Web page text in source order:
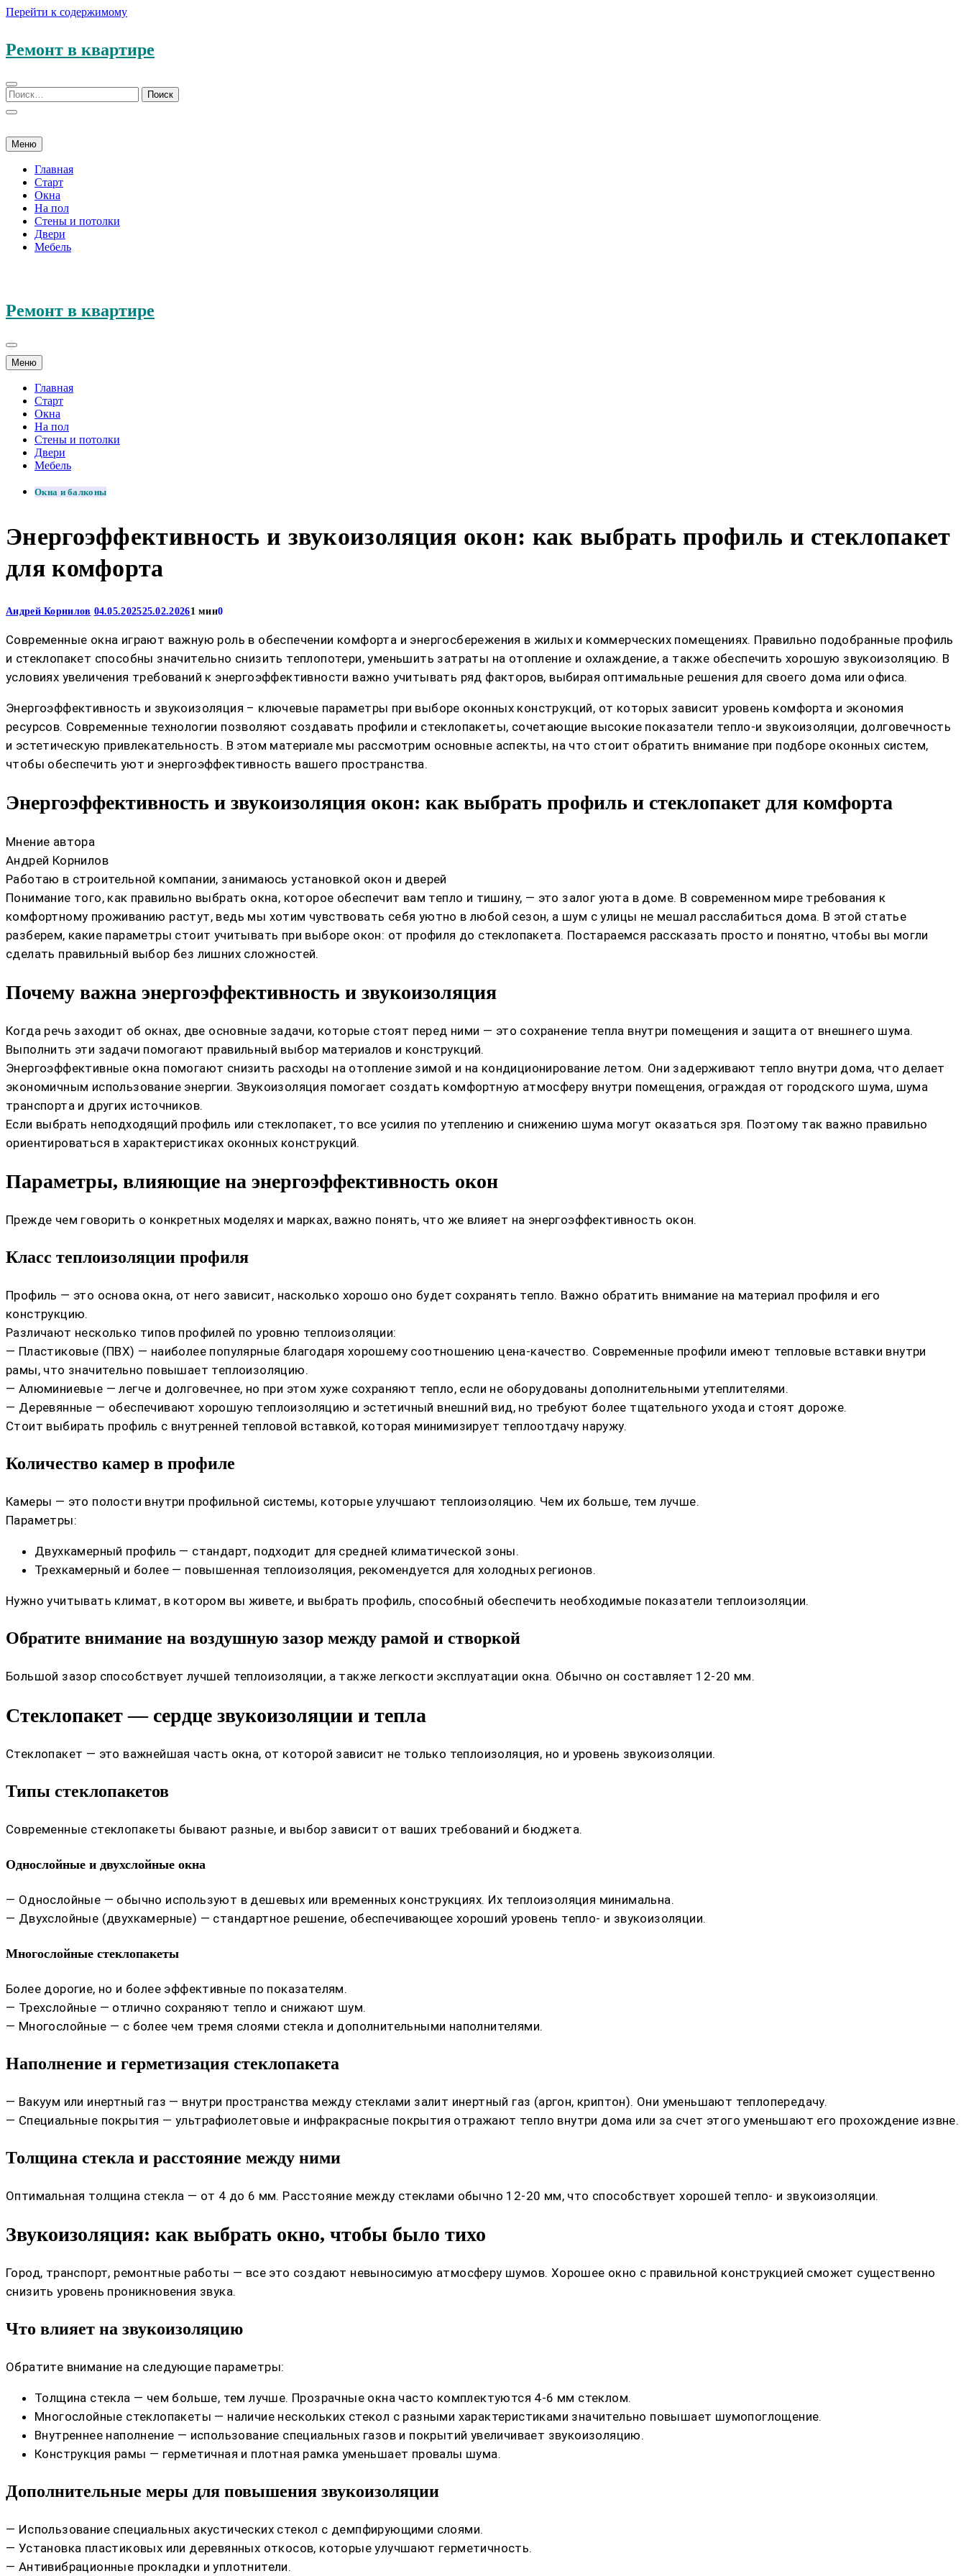
Перейти к содержимому
Ремонт в квартире
Меню
Главная
Старт
Окна
На пол
Стены и потолки
Двери
Мебель
Ремонт в квартире
Меню
Главная
Старт
Окна
На пол
Стены и потолки
Двери
Мебель
Окна и балконы
Энергоэффективность и звукоизоляция окон: как выбрать профиль и стеклопакет
для комфорта
Андрей Корнилов 04.05.202525.02.20261 мин0
Современные окна играют важную роль в обеспечении комфорта и энергосбережения в жилых и коммерческих помещениях. Правильно подобранные профиль
и стеклопакет способны значительно снизить теплопотери, уменьшить затраты на отопление и охлаждение, а также обеспечить хорошую звукоизоляцию. В
условиях увеличения требований к энергоэффективности важно учитывать ряд факторов, выбирая оптимальные решения для своего дома или офиса.
Энергоэффективность и звукоизоляция – ключевые параметры при выборе оконных конструкций, от которых зависит уровень комфорта и экономия
ресурсов. Современные технологии позволяют создавать профили и стеклопакеты, сочетающие высокие показатели тепло-и звукоизоляции, долговечность
и эстетическую привлекательность. В этом материале мы рассмотрим основные аспекты, на что стоит обратить внимание при подборе оконных систем,
чтобы обеспечить уют и энергоэффективность вашего пространства.
Энергоэффективность и звукоизоляция окон: как выбрать профиль и стеклопакет для комфорта
Мнение автора
Андрей Корнилов
Работаю в строительной компании, занимаюсь установкой окон и дверей
Понимание того, как правильно выбрать окна, которое обеспечит вам тепло и тишину, — это залог уюта в доме. В современном мире требования к
комфортному проживанию растут, ведь мы хотим чувствовать себя уютно в любой сезон, а шум с улицы не мешал расслабиться дома. В этой статье
разберем, какие параметры стоит учитывать при выборе окон: от профиля до стеклопакета. Постараемся рассказать просто и понятно, чтобы вы могли
сделать правильный выбор без лишних сложностей.
Почему важна энергоэффективность и звукоизоляция
Когда речь заходит об окнах, две основные задачи, которые стоят перед ними — это сохранение тепла внутри помещения и защита от внешнего шума.
Выполнить эти задачи помогают правильный выбор материалов и конструкций.
Энергоэффективные окна помогают снизить расходы на отопление зимой и на кондиционирование летом. Они задерживают тепло внутри дома, что делает
экономичным использование энергии. Звукоизоляция помогает создать комфортную атмосферу внутри помещения, ограждая от городского шума, шума
транспорта и других источников.
Если выбрать неподходящий профиль или стеклопакет, то все усилия по утеплению и снижению шума могут оказаться зря. Поэтому так важно правильно
ориентироваться в характеристиках оконных конструкций.
Параметры, влияющие на энергоэффективность окон
Прежде чем говорить о конкретных моделях и марках, важно понять, что же влияет на энергоэффективность окон.
Класс теплоизоляции профиля
Профиль — это основа окна, от него зависит, насколько хорошо оно будет сохранять тепло. Важно обратить внимание на материал профиля и его
конструкцию.
Различают несколько типов профилей по уровню теплоизоляции:
— Пластиковые (ПВХ) — наиболее популярные благодаря хорошему соотношению цена-качество. Современные профили имеют тепловые вставки внутри
рамы, что значительно повышает теплоизоляцию.
— Алюминиевые — легче и долговечнее, но при этом хуже сохраняют тепло, если не оборудованы дополнительными утеплителями.
— Деревянные — обеспечивают хорошую теплоизоляцию и эстетичный внешний вид, но требуют более тщательного ухода и стоят дороже.
Стоит выбирать профиль с внутренней тепловой вставкой, которая минимизирует теплоотдачу наружу.
Количество камер в профиле
Камеры — это полости внутри профильной системы, которые улучшают теплоизоляцию. Чем их больше, тем лучше.
Параметры:
Двухкамерный профиль — стандарт, подходит для средней климатической зоны.
Трехкамерный и более — повышенная теплоизоляция, рекомендуется для холодных регионов.
Нужно учитывать климат, в котором вы живете, и выбрать профиль, способный обеспечить необходимые показатели теплоизоляции.
Обратите внимание на воздушную зазор между рамой и створкой
Большой зазор способствует лучшей теплоизоляции, а также легкости эксплуатации окна. Обычно он составляет 12-20 мм.
Стеклопакет — сердце звукоизоляции и тепла
Стеклопакет — это важнейшая часть окна, от которой зависит не только теплоизоляция, но и уровень звукоизоляции.
Типы стеклопакетов
Современные стеклопакеты бывают разные, и выбор зависит от ваших требований и бюджета.
Однослойные и двухслойные окна
— Однослойные — обычно используют в дешевых или временных конструкциях. Их теплоизоляция минимальна.
— Двухслойные (двухкамерные) — стандартное решение, обеспечивающее хороший уровень тепло- и звукоизоляции.
Многослойные стеклопакеты
Более дорогие, но и более эффективные по показателям.
— Трехслойные — отлично сохраняют тепло и снижают шум.
— Многослойные — с более чем тремя слоями стекла и дополнительными наполнителями.
Наполнение и герметизация стеклопакета
— Вакуум или инертный газ — внутри пространства между стеклами залит инертный газ (аргон, криптон). Они уменьшают теплопередачу.
— Специальные покрытия — ультрафиолетовые и инфракрасные покрытия отражают тепло внутри дома или за счет этого уменьшают его прохождение извне.
Толщина стекла и расстояние между ними
Оптимальная толщина стекла — от 4 до 6 мм. Расстояние между стеклами обычно 12-20 мм, что способствует хорошей тепло- и звукоизоляции.
Звукоизоляция: как выбрать окно, чтобы было тихо
Город, транспорт, ремонтные работы — все это создают невыносимую атмосферу шумов. Хорошее окно с правильной конструкцией сможет существенно
снизить уровень проникновения звука.
Что влияет на звукоизоляцию
Обратите внимание на следующие параметры:
Толщина стекла — чем больше, тем лучше. Прозрачные окна часто комплектуются 4-6 мм стеклом.
Многослойные стеклопакеты — наличие нескольких стекол с разными характеристиками значительно повышает шумопоглощение.
Внутреннее наполнение — использование специальных газов и покрытий увеличивает звукоизоляцию.
Конструкция рамы — герметичная и плотная рамка уменьшает провалы шума.
Дополнительные меры для повышения звукоизоляции
— Использование специальных акустических стекол с демпфирующими слоями.
— Установка пластиковых или деревянных откосов, которые улучшают герметичность.
— Антивибрационные прокладки и уплотнители.